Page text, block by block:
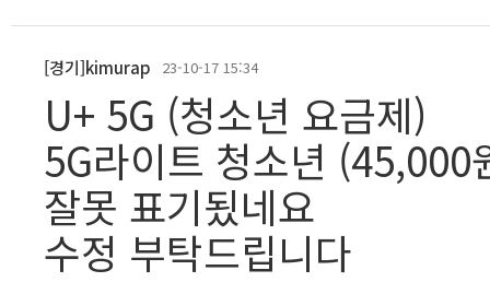
[경기]kimurap 23-10-17 15:34
U+ 5G (청소년 요금제)
5G라이트 청소년
잘못 표기됬네요
수정 부탁드립니다